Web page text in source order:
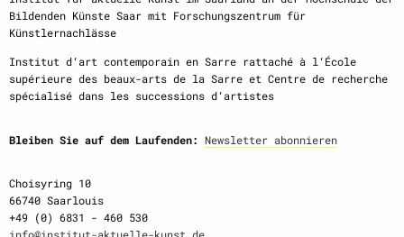
Bildenden Künste Saar mit Forschungszentrum für
Künstlernachlässe
Institut d‘art contemporain en Sarre rattaché à l‘École
supérieure des beaux-arts de la Sarre et Centre de recherche
spécialisé dans les successions d‘artistes
Bleiben Sie auf dem Laufenden: Newsletter abonnieren
Choisyring 10
66740 Saarlouis
+49 (0) 6831 - 460 530